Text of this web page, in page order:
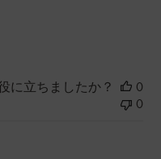
に立ちましたか？
0
0